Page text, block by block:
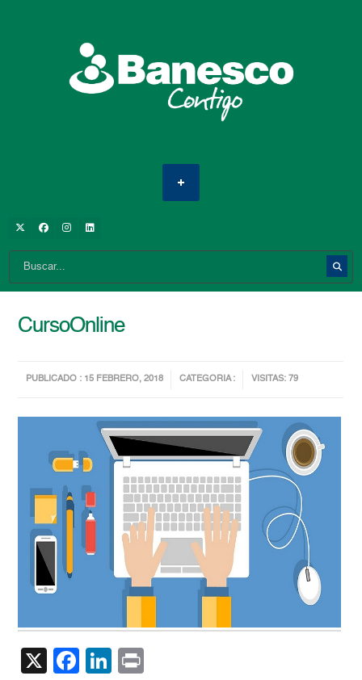
CursoOnline
PUBLICADO : 15 FEBRERO, 2018 CATEGORIA : VISITAS: 79
X Facebook
LinkedIn